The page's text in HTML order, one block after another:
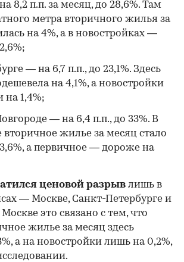
8,2 п.п. за месяц, до 28,6%. Там
метра вторичного жилья за
на 4%, а в новостройках —
— на 6,7 п.п., до 23,1%. Здесь
на 4,1%, а новостройки
на 1,4%;
— на 6,4 п.п., до 33%. В
вторичное жилье за месяц стало
а первичное — дороже на
ценовой разрыв лишь в
— Москве, Санкт-Петербурге и
это связано с тем, что
жилье за месяц здесь
а на новостройки лишь на 0,2%,